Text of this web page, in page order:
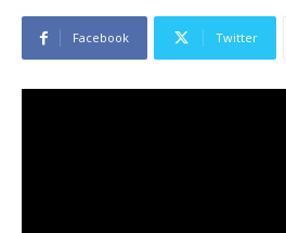
Facebook Twitter